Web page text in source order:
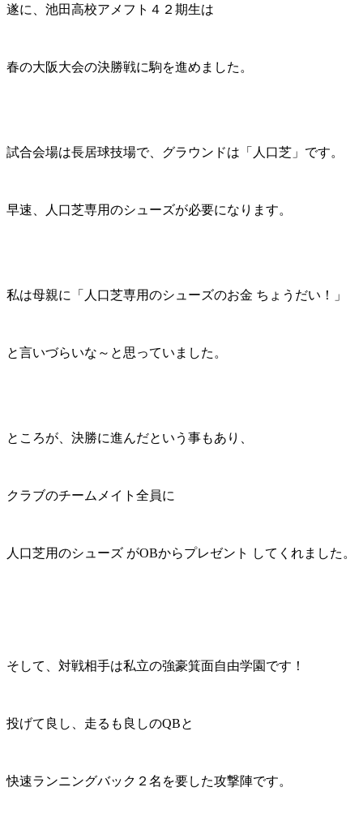
遂に、池田高校アメフト４２期生は
春の大阪大会の決勝戦に駒を進めました。
試合会場は長居球技場で、グラウンドは「人口芝」です。
早速、人口芝専用のシューズが必要になります。
私は母親に「人口芝専用のシューズのお金 ちょうだい！」
と言いづらいな～と思っていました。
ところが、決勝に進んだという事もあり、
クラブのチームメイト全員に
人口芝用のシューズ がOBからプレゼント してくれました。
そして、対戦相手は私立の強豪箕面自由学園です！
投げて良し、走るも良しのQBと
快速ランニングバック２名を要した攻撃陣です。